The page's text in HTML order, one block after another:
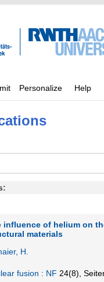
Personalize Help
influence of helium on
materials
H.
fusion : NF 24(8)